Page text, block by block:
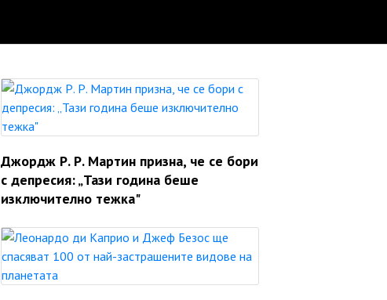
Джордж Р. Р. Мартин призна, че се бори
с депресия: „Тази година беше
изключително тежка"